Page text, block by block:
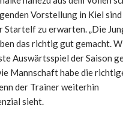
Vorstellung in Kiel sind
Startelf zu erwarten. „Die
das richtig gut gemacht.
Auswärtsspiel der Saison
Mannschaft habe die
der Trainer weiterhin
sieht.